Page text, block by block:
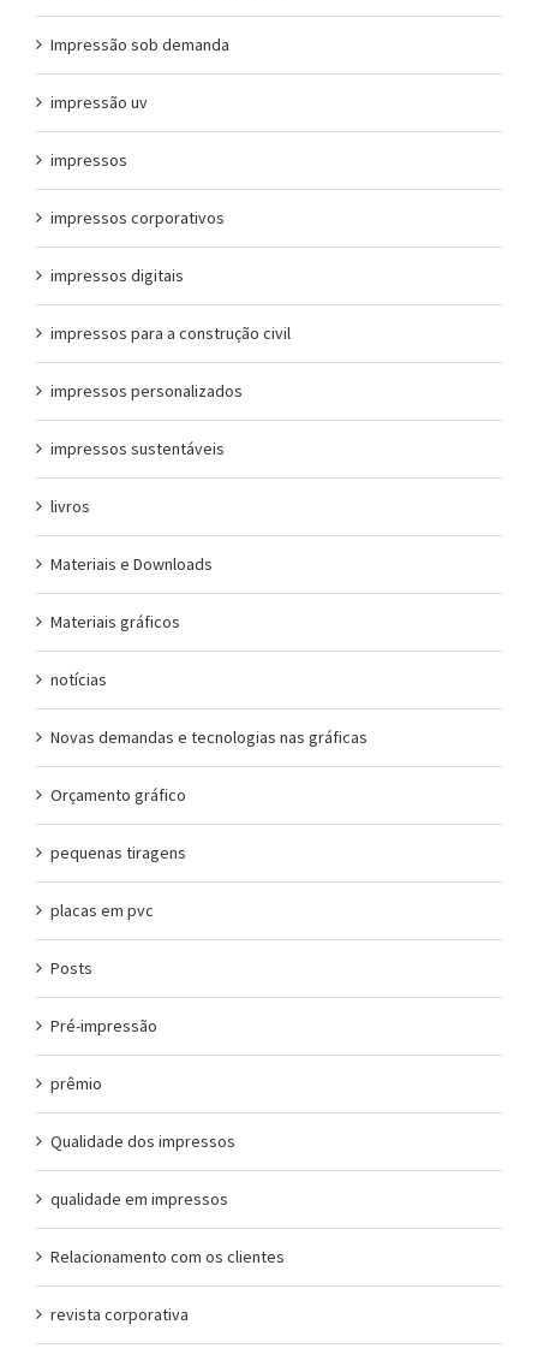
Impressão sob demanda
impressão uv
impressos
impressos corporativos
impressos digitais
impressos para a construção civil
impressos personalizados
impressos sustentáveis
livros
Materiais e Downloads
Materiais gráficos
notícias
Novas demandas e tecnologias nas gráficas
Orçamento gráfico
pequenas tiragens
placas em pvc
Posts
Pré-impressão
prêmio
Qualidade dos impressos
qualidade em impressos
Relacionamento com os clientes
revista corporativa